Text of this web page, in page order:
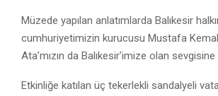
Müzede yapılan anlatımlarda Balıkesir
cumhuriyetimizin kurucusu Mustafa Kemal
Ata’mızın da Balıkesir’imize olan
Etkinliğe katılan üç tekerlekli sandalyeli